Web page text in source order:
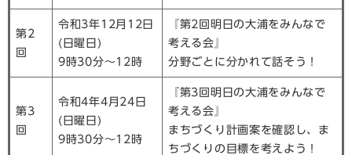
第2
回
令和3年12月12日
(日曜日)
9時30分～12時
『第2回明日の大浦をみんなで
考える会』
分野ごとに分かれて話そう！
第3
回
令和4年4月24日
(日曜日)
9時30分～12時
『第3回明日の大浦をみんなで
考える会』
まちづくり計画案を確認し、ま
ちづくりの目標を考えよう！